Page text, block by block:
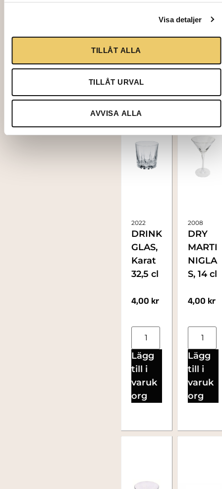
Visa detaljer
TILLÅT ALLA
TILLÅT URVAL
AVVISA ALLA
till i
2022
DRINK
GLAS,
Karat
32,5 cl
4,00 kr
Lägg
till i
varuk
org
2008
DRY
MARTI
NIGLA
S, 14 cl
4,00 kr
Lägg
till i
varuk
org